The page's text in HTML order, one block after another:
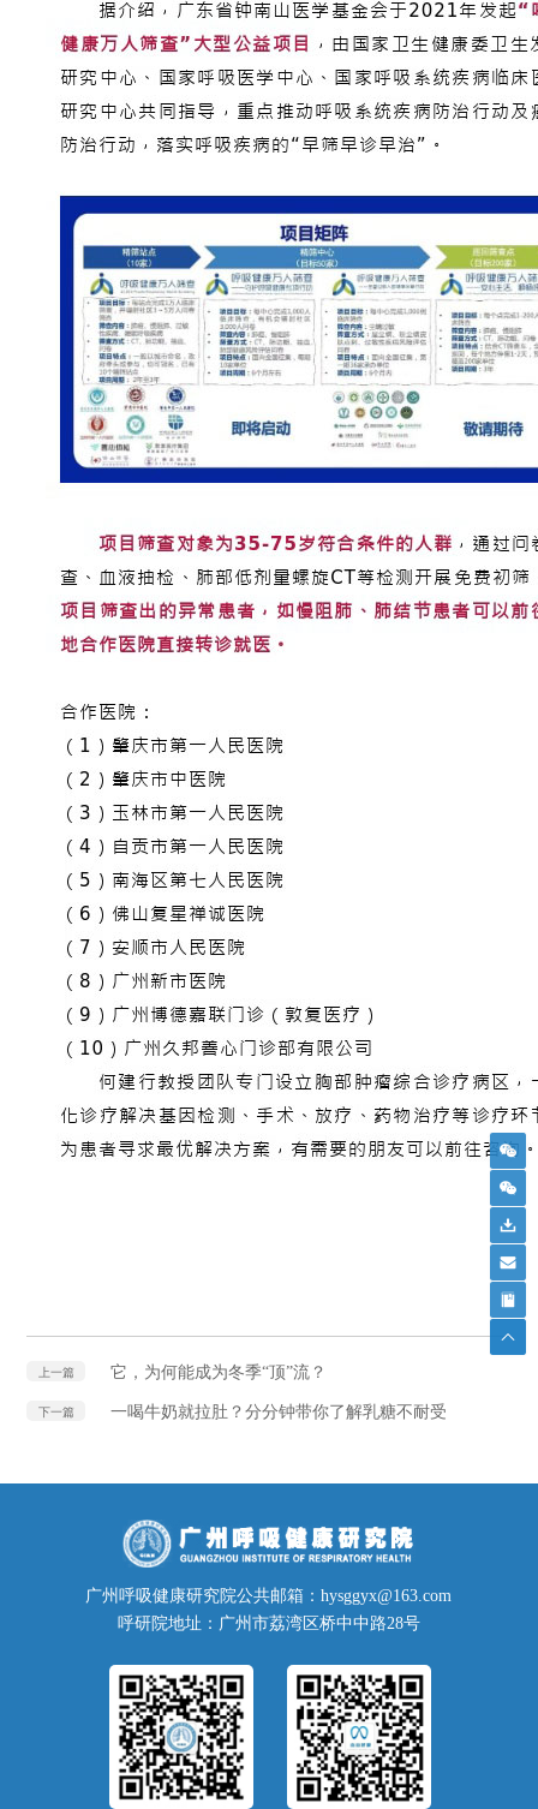
上一篇 它，为何能成为冬季“顶”流？
下一篇 一喝牛奶就拉肚？分分钟带你了解乳糖不耐受
广州呼吸健康研究院公共邮箱：hysggyx@163.com
呼研院地址：广州市荔湾区桥中中路28号